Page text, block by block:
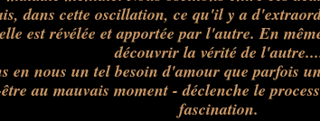
dans cette oscillation, ce qu'il y a
est révélée et apportée par l'autre. En
découvrir la vérité de
en nous un tel besoin d'amour que parfois
au mauvais moment - déclenche le
fascination.